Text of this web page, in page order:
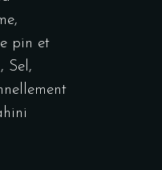
pin et
Sel,